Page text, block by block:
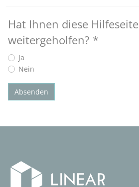
Hat Ihnen diese Hilfeseite
weitergeholfen? *
Ja
Nein
Absenden